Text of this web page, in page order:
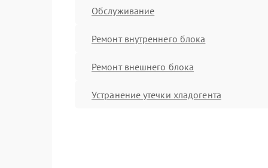
Обслуживание
Ремонт внутреннего блока
Ремонт внешнего блока
Устранение утечки хладогента